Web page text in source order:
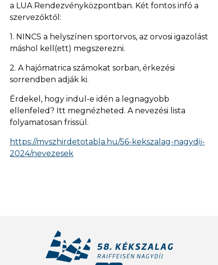
a LUA Rendezvényközpontban. Két fontos infó a
szervezőktől:
1. NINCS a helyszínen sportorvos, az orvosi igazolást
máshol kell(ett) megszerezni.
2. A hajómatrica számokat sorban, érkezési
sorrendben adják ki.
Érdekel, hogy indul-e idén a legnagyobb
ellenfeled? Itt megnézheted. A nevezési lista
folyamatosan frissül.
https://mvszhirdetotabla.hu/56-kekszalag-nagydij-
2024/nevezesek